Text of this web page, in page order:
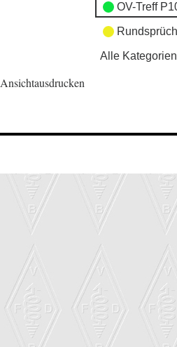
OV-Treff
Alle Kategorien
Ansichtausdrucken